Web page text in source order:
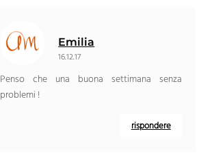
Emilia
16.12.17
Penso che una buona settimana senza
problemi !
rispondere